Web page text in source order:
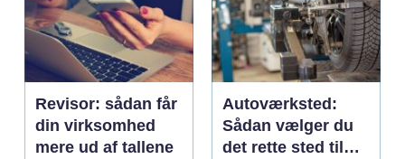
Revisor: sådan får
din virksomhed
mere ud af tallene
Autoværksted:
Sådan vælger du
det rette sted til